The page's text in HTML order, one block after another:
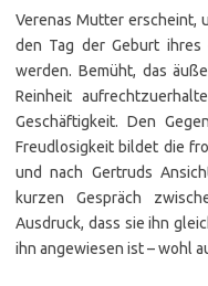
Verenas Mutter erscheint,
den Tag der Geburt
werden. Bemüht, das
Reinheit
Geschäftigkeit. Den
Freudlosigkeit bildet die
und nach Gertruds
kurzen Gespräch
Ausdruck, dass sie ihn
ihn angewiesen ist – wohl